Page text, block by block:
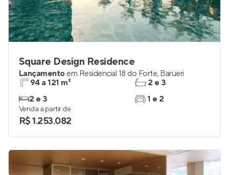
Square Design Residence
Lançamento em Residencial 18 do Forte, Barueri
94 a 121 m²
2 e 3
2 e 3
1 e 2
Venda a partir de
R$ 1.253.082